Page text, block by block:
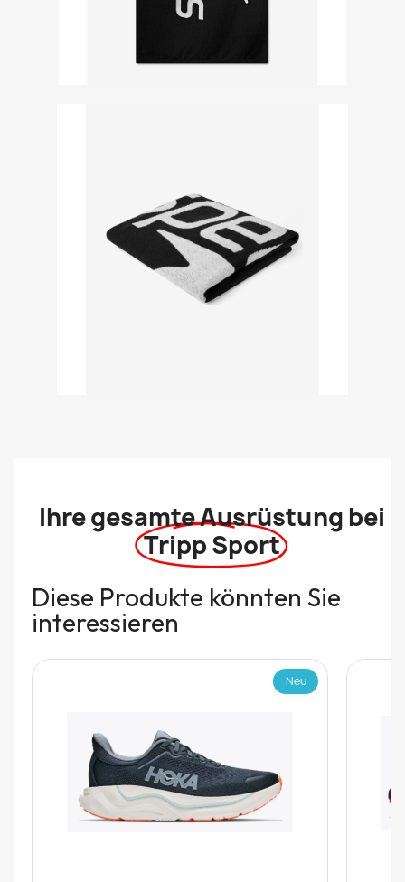
Ihre gesamte Ausrüstung bei
Tripp Sport
Diese Produkte könnten Sie
interessieren
Neu